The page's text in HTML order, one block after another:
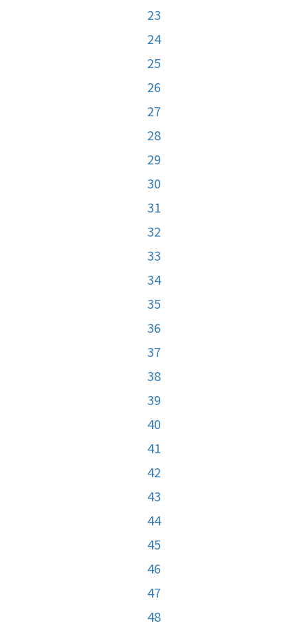
23
24
25
26
27
28
29
30
31
32
33
34
35
36
37
38
39
40
41
42
43
44
45
46
47
48